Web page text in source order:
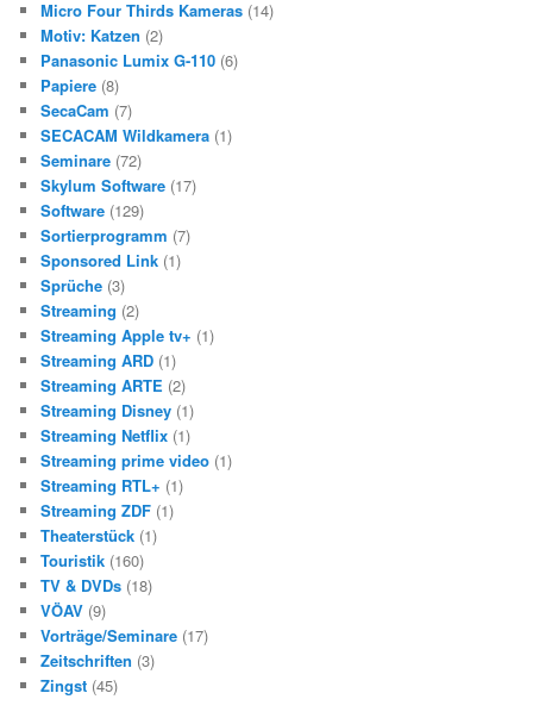
Micro Four Thirds Kameras (14)
Motiv: Katzen (2)
Panasonic Lumix G-110 (6)
Papiere (8)
SecaCam (7)
SECACAM Wildkamera (1)
Seminare (72)
Skylum Software (17)
Software (129)
Sortierprogramm (7)
Sponsored Link (1)
Sprüche (3)
Streaming (2)
Streaming Apple tv+ (1)
Streaming ARD (1)
Streaming ARTE (2)
Streaming Disney (1)
Streaming Netflix (1)
Streaming prime video (1)
Streaming RTL+ (1)
Streaming ZDF (1)
Theaterstück (1)
Touristik (160)
TV & DVDs (18)
VÖAV (9)
Vorträge/Seminare (17)
Zeitschriften (3)
Zingst (45)